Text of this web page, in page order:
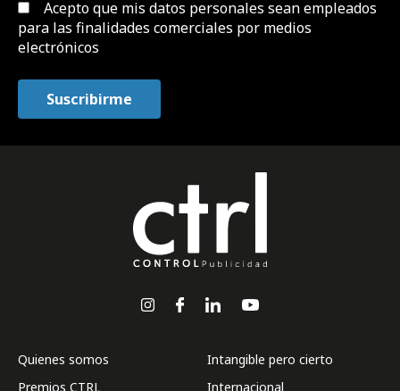
Acepto que mis datos personales sean empleados
para las finalidades comerciales por medios
electrónicos
Quienes somos
Premios CTRL
Intangible pero cierto
Internacional